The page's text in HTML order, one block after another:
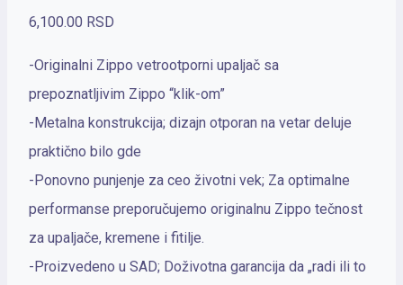
6,100.00 RSD
-Originalni Zippo vetrootporni upaljač sa
prepoznatljivim Zippo “klik-om”
-Metalna konstrukcija; dizajn otporan na vetar deluje
praktično bilo gde
-Ponovno punjenje za ceo životni vek; Za optimalne
performanse preporučujemo originalnu Zippo tečnost
za upaljače, kremene i fitilje.
-Proizvedeno u SAD; Doživotna garancija da „radi ili to